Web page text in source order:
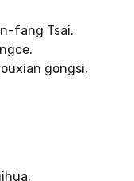
fang Tsai.
gongsi,